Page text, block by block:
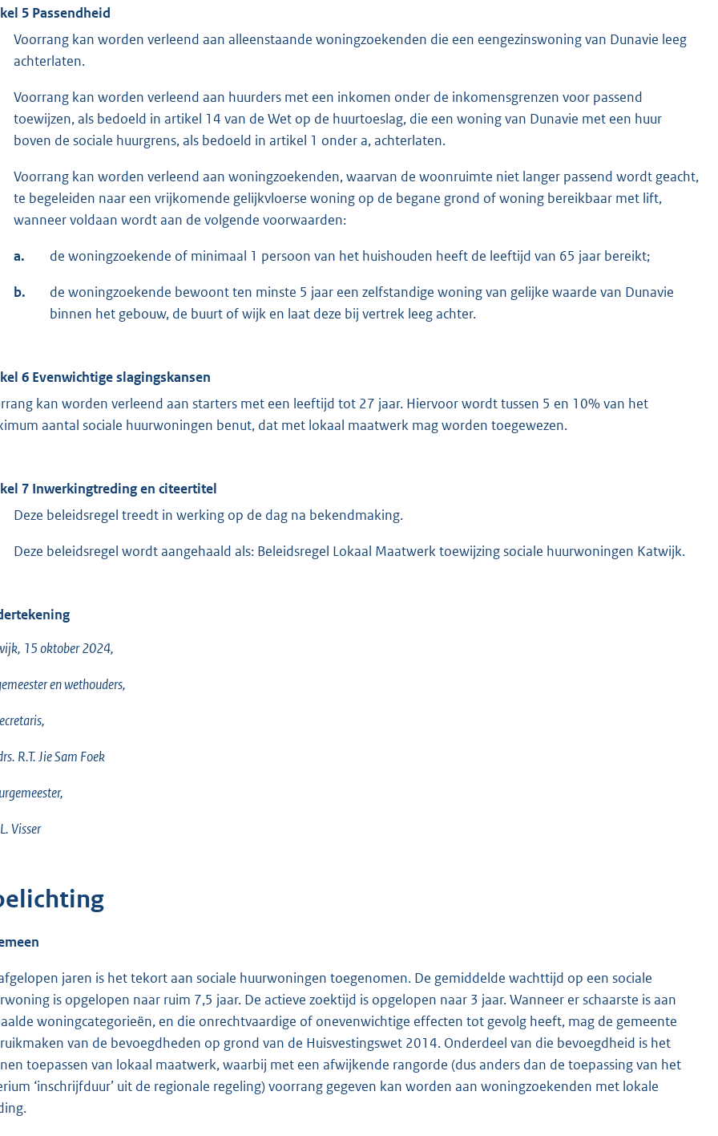
5 Passendheid
Voorrang kan worden verleend aan alleenstaande woningzoekenden die een eengezinswoning van Dunavie leeg
achterlaten.
Voorrang kan worden verleend aan huurders met een inkomen onder de inkomensgrenzen voor passend
toewijzen, als bedoeld in artikel 14 van de Wet op de huurtoeslag, die een woning van Dunavie met een huur
boven de sociale huurgrens, als bedoeld in artikel 1 onder a, achterlaten.
Voorrang kan worden verleend aan woningzoekenden, waarvan de woonruimte niet langer passend wordt geacht,
te begeleiden naar een vrijkomende gelijkvloerse woning op de begane grond of woning bereikbaar met lift,
wanneer voldaan wordt aan de volgende voorwaarden:
a. de woningzoekende of minimaal 1 persoon van het huishouden heeft de leeftijd van 65 jaar bereikt;
b.
de woningzoekende bewoont ten minste 5 jaar een zelfstandige woning van gelijke waarde van Dunavie
binnen het gebouw, de buurt of wijk en laat deze bij vertrek leeg achter.
6 Evenwichtige slagingskansen
kan worden verleend aan starters met een leeftijd tot 27 jaar. Hiervoor wordt tussen 5 en 10% van het
aantal sociale huurwoningen benut, dat met lokaal maatwerk mag worden toegewezen.
7 Inwerkingtreding en citeertitel
Deze beleidsregel treedt in werking op de dag na bekendmaking.
Deze beleidsregel wordt aangehaald als: Beleidsregel Lokaal Maatwerk toewijzing sociale huurwoningen Katwijk.
15 oktober 2024,
en wethouders,
R.T. Jie Sam Foek
Visser
jaren is het tekort aan sociale huurwoningen toegenomen. De gemiddelde wachttijd op een sociale
is opgelopen naar ruim 7,5 jaar. De actieve zoektijd is opgelopen naar 3 jaar. Wanneer er schaarste is aan
woningcategorieën, en die onrechtvaardige of onevenwichtige effecten tot gevolg heeft, mag de gemeente
van de bevoegdheden op grond van de Huisvestingswet 2014. Onderdeel van die bevoegdheid is het
toepassen van lokaal maatwerk, waarbij met een afwijkende rangorde (dus anders dan de toepassing van het
‘inschrijfduur’ uit de regionale regeling) voorrang gegeven kan worden aan woningzoekenden met lokale